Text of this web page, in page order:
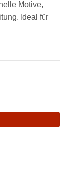
Motive,
Ideal für